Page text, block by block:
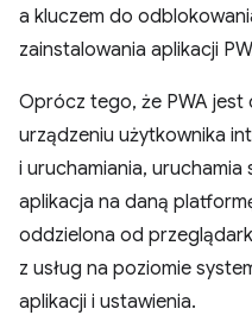
a kluczem do
zainstalowania aplikacji
Oprócz tego, że PWA
urządzeniu użytkownika
i uruchamiania, uruchamia
aplikacja na daną
oddzielona od
z usług na poziomie
aplikacji i ustawienia.